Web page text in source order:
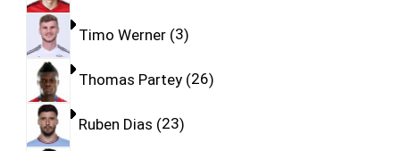
Timo Werner 3
Thomas Partey 26
Ruben Dias 23